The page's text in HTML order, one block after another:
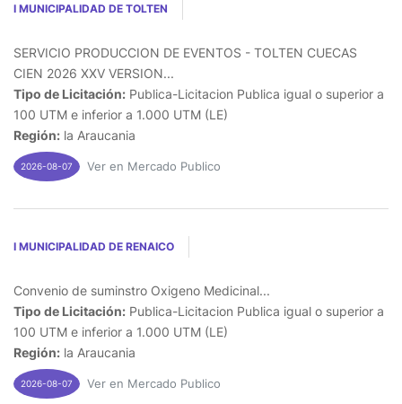
I MUNICIPALIDAD DE TOLTEN
SERVICIO PRODUCCION DE EVENTOS - TOLTEN CUECAS
CIEN 2026 XXV VERSION...
Tipo de Licitación: Publica-Licitacion Publica igual o superior a
100 UTM e inferior a 1.000 UTM (LE)
Región: la Araucania
2026-08-07 Ver en Mercado Publico
I MUNICIPALIDAD DE RENAICO
Convenio de suminstro Oxigeno Medicinal...
Tipo de Licitación: Publica-Licitacion Publica igual o superior a
100 UTM e inferior a 1.000 UTM (LE)
Región: la Araucania
2026-08-07 Ver en Mercado Publico